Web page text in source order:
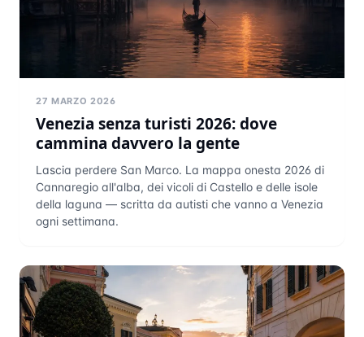
27 MARZO 2026
Venezia senza turisti 2026: dove
cammina davvero la gente
Lascia perdere San Marco. La mappa onesta 2026 di
Cannaregio all'alba, dei vicoli di Castello e delle isole
della laguna — scritta da autisti che vanno a Venezia
ogni settimana.